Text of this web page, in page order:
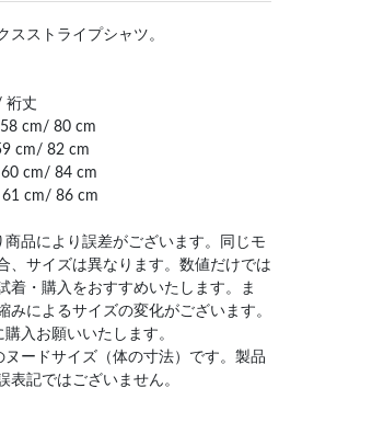
スストライプシャツ。
裄丈
cm/ 80 cm
cm/ 82 cm
cm/ 84 cm
cm/ 86 cm
品により誤差がございます。同じモ
、サイズは異なります。数値だけでは
着・購入をおすすめいたします。ま
によるサイズの変化がございます。
入お願いいたします。
ードサイズ（体の寸法）です。製品
記ではございません。